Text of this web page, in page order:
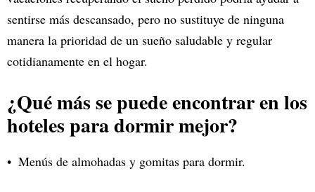
sentirse más descansado, pero no sustituye de ninguna
manera la prioridad de un sueño saludable y regular
cotidianamente en el hogar.
¿Qué más se puede encontrar en los
hoteles para dormir mejor?
Menús de almohadas y gomitas para dormir.